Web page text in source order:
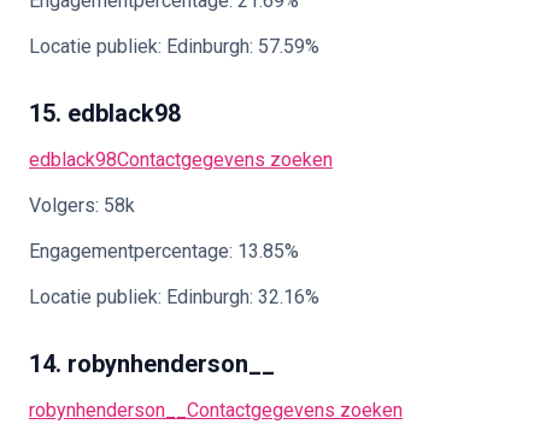
Locatie publiek: Edinburgh: 57.59%
15. edblack98
edblack98Contactgegevens zoeken
Volgers: 58k
Engagementpercentage: 13.85%
Locatie publiek: Edinburgh: 32.16%
14. robynhenderson__
robynhenderson__ Contactgegevens zoeken